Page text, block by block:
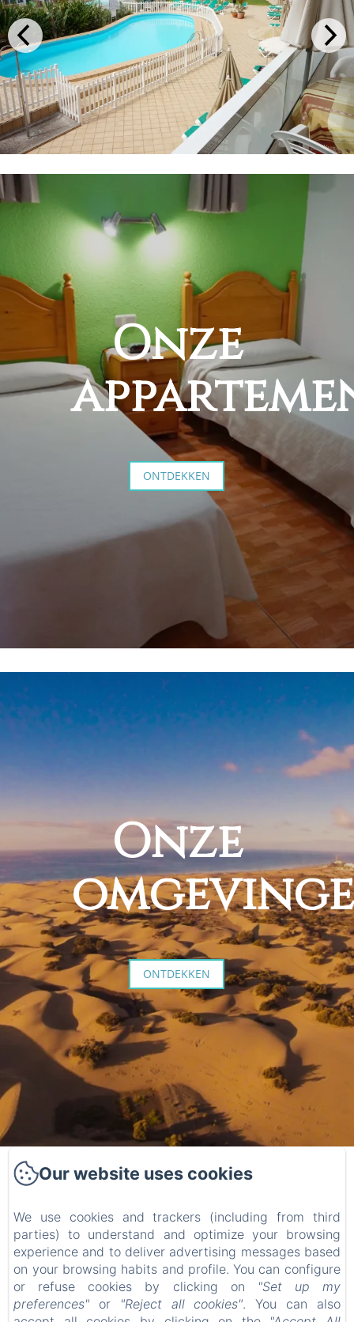
Onze
ONTDEKKEN
Onze
ONTDEKKEN
Apartamentos
Ecuador
Home
Kamers
Our website uses cookies
We use cookies and trackers (including from third
parties) to understand and optimize your browsing
experience and to deliver advertising messages based
on your browsing habits and profile. You can configure
or refuse cookies by clicking on
"Set up my
preferences" or "Reject all cookies". You can also